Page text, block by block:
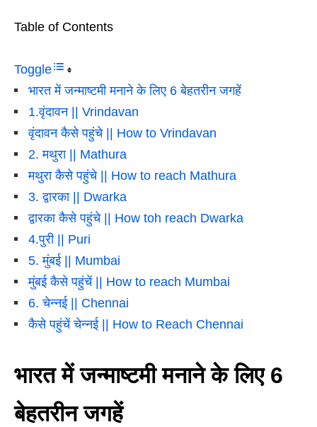
Table of Contents
Toggle
भारत में जन्माष्टमी मनाने के लिए 6 बेहतरीन जगहें
1.वृंदावन || Vrindavan
वृंदावन कैसे पहुंचे || How to Vrindavan
2. मथुरा || Mathura
मथुरा कैसे पहुंचे || How to reach Mathura
3. द्वारका || Dwarka
द्वारका कैसे पहुंचे || How toh reach Dwarka
4.पुरी || Puri
5. मुंबई || Mumbai
मुंबई कैसे पहुंचें || How to reach Mumbai
6. चेन्नई || Chennai
कैसे पहुंचें चेन्नई || How to Reach Chennai
भारत में जन्माष्टमी मनाने के लिए 6
बेहतरीन जगहें